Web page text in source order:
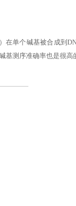
在单个碱基被合成到
基测序准确率也是很高